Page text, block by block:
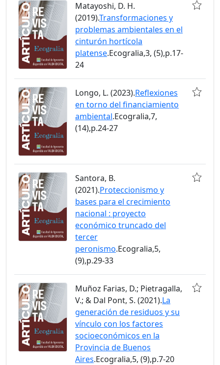
Matayoshi, D. H.
(2019).Transformaciones y
problemas ambientales en el
cinturón hortícola
platense.Ecogralia,3, (5),p.17-
24
Longo, L. (2023).Reflexiones
en torno del financiamiento
ambiental.Ecogralia,7,
(14),p.24-27
Santora, B.
(2021).Proteccionismo y
bases para el crecimiento
nacional : proyecto
económico truncado del
tercer
peronismo.Ecogralia,5,
(9),p.29-33
Muñoz Farias, D.; Pietragalla,
V.; & Dal Pont, S. (2021).La
generación de residuos y su
vínculo con los factores
socioeconómicos en la
Provincia de Buenos
Aires.Ecogralia,5, (9),p.7-20